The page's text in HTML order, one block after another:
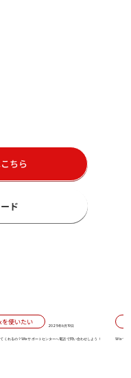
ちら
ド
を使いたい 2025年6月19日
くれるの？Wixサポートセンターへ電話で問い合わせしよう！ Wixで結